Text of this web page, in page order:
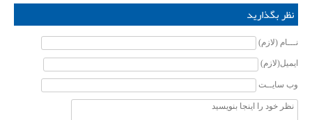
نظر بگذارید
نـــام (لازم)
ایمیل(لازم)
وب سایــت